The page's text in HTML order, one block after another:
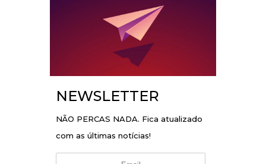
NEWSLETTER
NÃO PERCAS NADA. Fica atualizado
com as últimas notícias!